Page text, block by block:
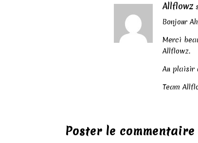
Allflowz
Bonjour
Merci
Allflowz.
Au plaisir
Team
Poster le commentaire